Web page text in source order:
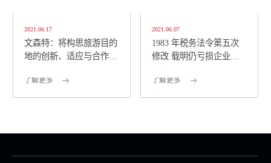
2021.06.17
文森特：将构思旅游目的
地的创新、适应与合作策
了解更多
2021.06.07
1983 年税务法令第五次
修改 载明仍亏损企业可
了解更多